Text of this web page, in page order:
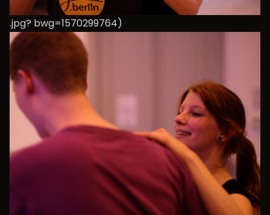
.jpg? bwg=1570299764)